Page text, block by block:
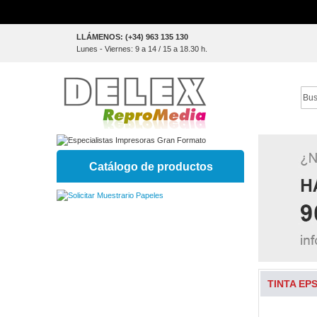
LLÁMENOS: (+34) 963 135 130
Lunes - Viernes: 9 a 14 / 15 a 18.30 h.
TINTA
Catálogo de productos